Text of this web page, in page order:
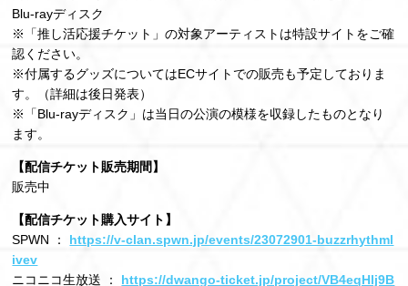
Blu-rayディスク
※「推し活応援チケット」の対象アーティストは特設サイトをご確
認ください。
※付属するグッズについてはECサイトでの販売も予定しておりま
す。（詳細は後日発表）
※「Blu-rayディスク」は当日の公演の模様を収録したものとなり
ます。
【配信チケット販売期間】
販売中
【配信チケット購入サイト】
SPWN ： https://v-clan.spwn.jp/events/23072901-buzzrhythml
ivev
ニコニコ生放送 ： https://dwango-ticket.jp/project/VB4eqHlj9B